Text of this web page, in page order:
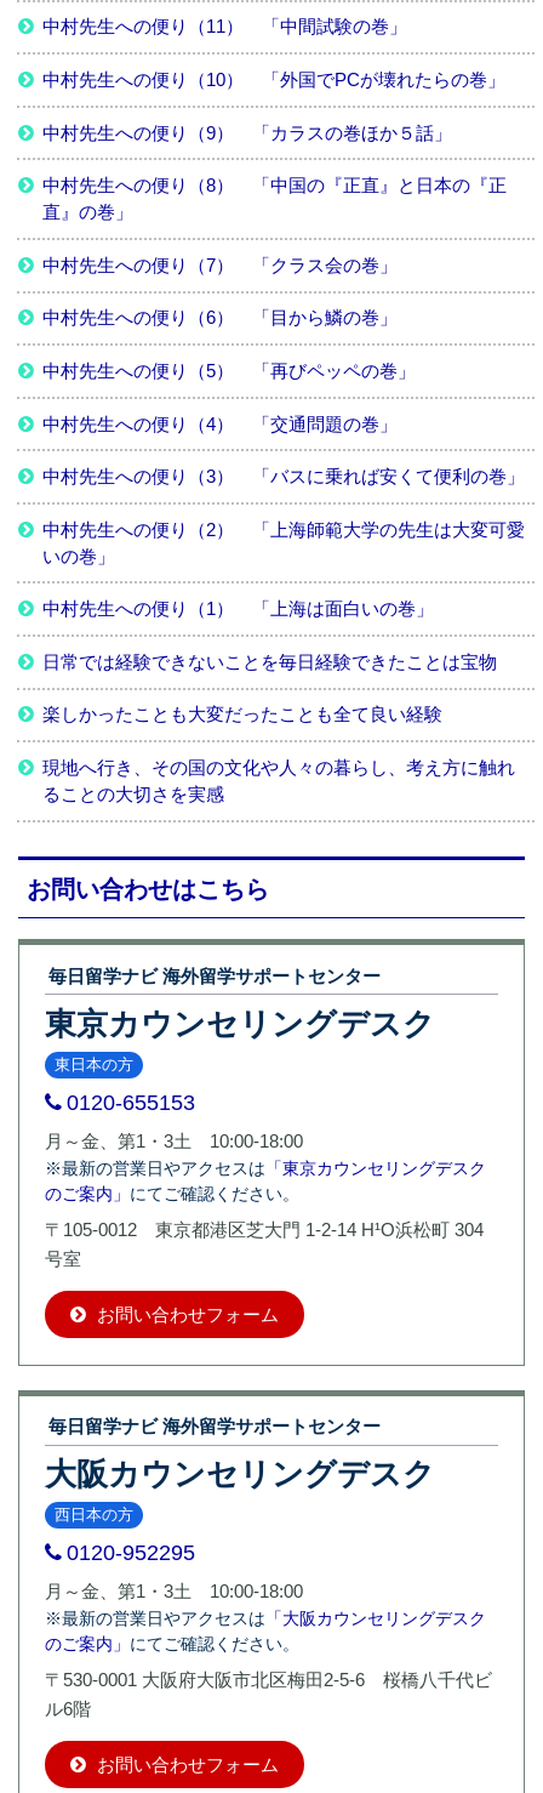
中村先生への便り（11） 「中間試験の巻」
中村先生への便り（10） 「外国でPCが壊れたらの巻」
中村先生への便り（9） 「カラスの巻ほか５話」
中村先生への便り（8） 「中国の『正直』と日本の『正
直』の巻」
中村先生への便り（7） 「クラス会の巻」
中村先生への便り（6） 「目から鱗の巻」
中村先生への便り（5） 「再びペッペの巻」
中村先生への便り（4） 「交通問題の巻」
中村先生への便り（3） 「バスに乗れば安くて便利の巻」
中村先生への便り（2） 「上海師範大学の先生は大変可愛
いの巻」
中村先生への便り（1） 「上海は面白いの巻」
日常では経験できないことを毎日経験できたことは宝物
楽しかったことも大変だったことも全て良い経験
現地へ行き、その国の文化や人々の暮らし、考え方に触れ
ることの大切さを実感
お問い合わせはこちら
毎日留学ナビ 海外留学サポートセンター
東京カウンセリングデスク
東日本の方
0120-655153
月～金、第1・3土 10:00-18:00
※最新の営業日やアクセスは 「東京カウンセリングデスク
のご案内」 にてご確認ください。
〒105-0012 東京都港区芝大門 1-2-14 H¹O浜松町 304
号室
お問い合わせフォーム
毎日留学ナビ 海外留学サポートセンター
大阪カウンセリングデスク
西日本の方
0120-952295
月～金、第1・3土 10:00-18:00
※最新の営業日やアクセスは 「大阪カウンセリングデスク
のご案内」 にてご確認ください。
〒530-0001 大阪府大阪市北区梅田2-5-6 桜橋八千代ビ
ル6階
お問い合わせフォーム